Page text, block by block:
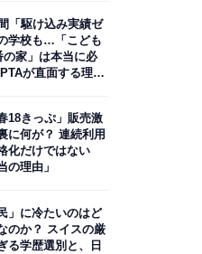
「駆け込み実績ゼ
学校も…「こども
の家」は本当に必
が直面する理想
18きっぷ」販売激
に何が？ 連続利用
化だけではない
の理由」
」に冷たいのはど
のか？ スイスの厳
る学歴選別と、日